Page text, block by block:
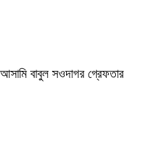
বাবুল সওদাগর গ্রেফতার